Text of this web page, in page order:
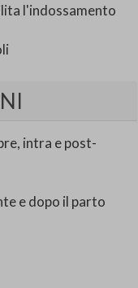
l'indossamento
intra e post-
e dopo il parto